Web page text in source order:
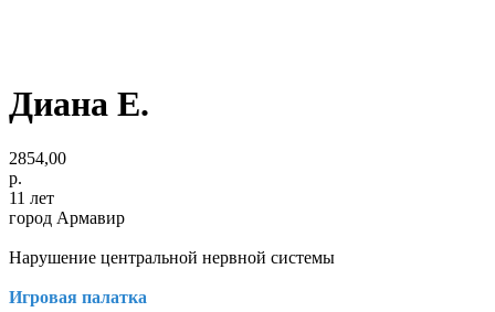
Диана Е.
2854,00
р.
11 лет
город Армавир
Нарушение центральной нервной системы
Игровая палатка